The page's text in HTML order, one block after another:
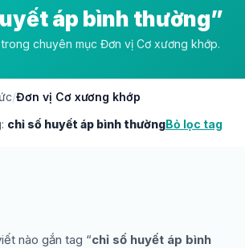
áp bình thường”
chuyên mục Đơn vị Cơ xương khớp.
/Đơn vị Cơ xương khớp
chỉ số huyết áp bình thườngBỏ lọc tag
nào gắn tag “chỉ số huyết áp bình